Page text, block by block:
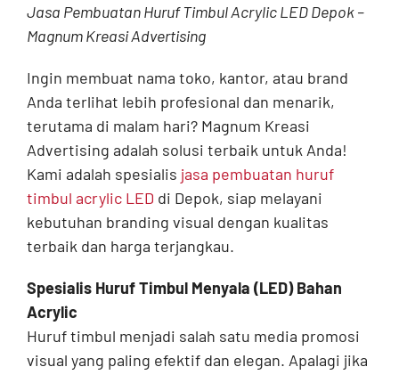
Jasa Pembuatan Huruf Timbul Acrylic LED Depok –
Magnum Kreasi Advertising
Ingin membuat nama toko, kantor, atau brand
Anda terlihat lebih profesional dan menarik,
terutama di malam hari? Magnum Kreasi
Advertising adalah solusi terbaik untuk Anda!
Kami adalah spesialis jasa pembuatan huruf
timbul acrylic LED di Depok, siap melayani
kebutuhan branding visual dengan kualitas
terbaik dan harga terjangkau.
Spesialis Huruf Timbul Menyala (LED) Bahan
Acrylic
Huruf timbul menjadi salah satu media promosi
visual yang paling efektif dan elegan. Apalagi jika